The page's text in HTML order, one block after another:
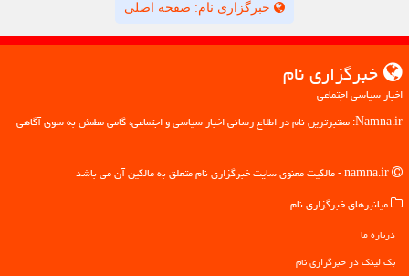
خبرگزاری نام: صفحه اصلی
خبرگزاری نام
اخبار سیاسی اجتماعی
Namna.ir: معتبرترین نام در اطلاع رسانی اخبار سیاسی و اجتماعی، گامی مطمئن به سوی آگاهی
میانبرهای خبرگزاری نام
درباره ما
بک لینک در خبرگزاری نام